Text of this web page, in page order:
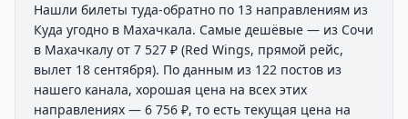
Нашли билеты туда-обратно по 13 направлениям из
Куда угодно в Махачкала. Самые дешёвые — из Сочи
в Махачкалу от 7 527 ₽ (Red Wings, прямой рейс,
вылет 18 сентября). По данным из 122 постов из
нашего канала, хорошая цена на всех этих
направлениях — 6 756 ₽, то есть текущая цена на